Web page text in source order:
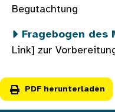
Begutachtung
Fragebogen des
Link] zur
PDF herunterladen